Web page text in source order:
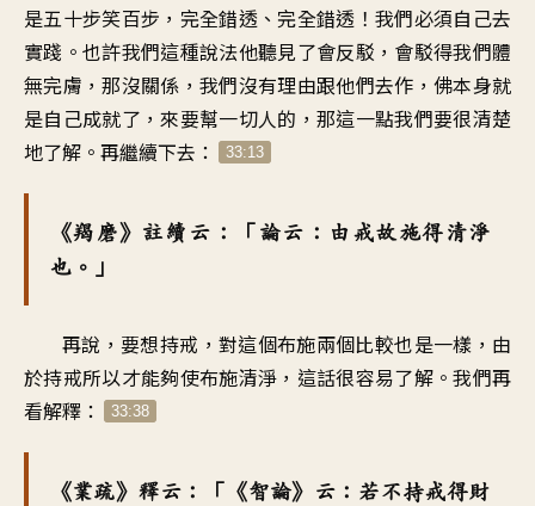
是五十步笑百步，完全錯透、完全錯透！我們必須自己去
實踐。也許我們這種說法他聽見了會反駁，會駁得我們體
無完膚，那沒關係，我們沒有理由跟他們去作，佛本身就
是自己成就了，來要幫一切人的，那這一點我們要很清楚
地了解。再繼續下去：
33:13
《羯磨》註續云：「論云：由戒故施得清淨
也。」
再說，要想持戒，對這個布施兩個比較也是一樣，由
於持戒所以才能夠使布施清淨，這話很容易了解。我們再
看解釋：
33:38
《業疏》釋云：「《智論》云：若不持戒得財